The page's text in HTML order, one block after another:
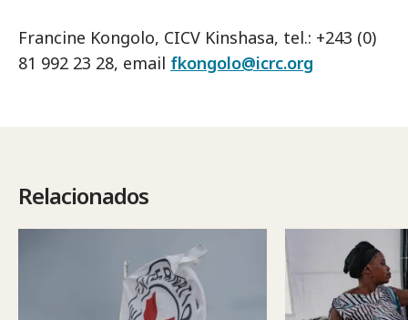
Francine Kongolo, CICV Kinshasa, tel.: +243 (0)
81 992 23 28, email fkongolo@icrc.org
Relacionados